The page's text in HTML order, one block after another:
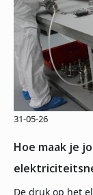
Hoe maak je
31-05-26
De druk op het